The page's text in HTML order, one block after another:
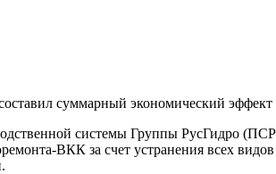
суммарный экономический
системы Группы РусГидро
ВКК за счет устранения всех